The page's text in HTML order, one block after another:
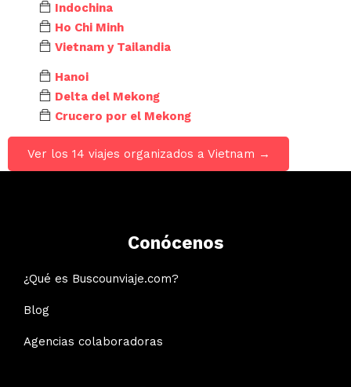
Indochina
Ho Chi Minh
Vietnam y Tailandia
Hanoi
Delta del Mekong
Crucero por el Mekong
Ver los 14 viajes organizados a Vietnam →
Conócenos
¿Qué es Buscounviaje.com?
Blog
Agencias colaboradoras